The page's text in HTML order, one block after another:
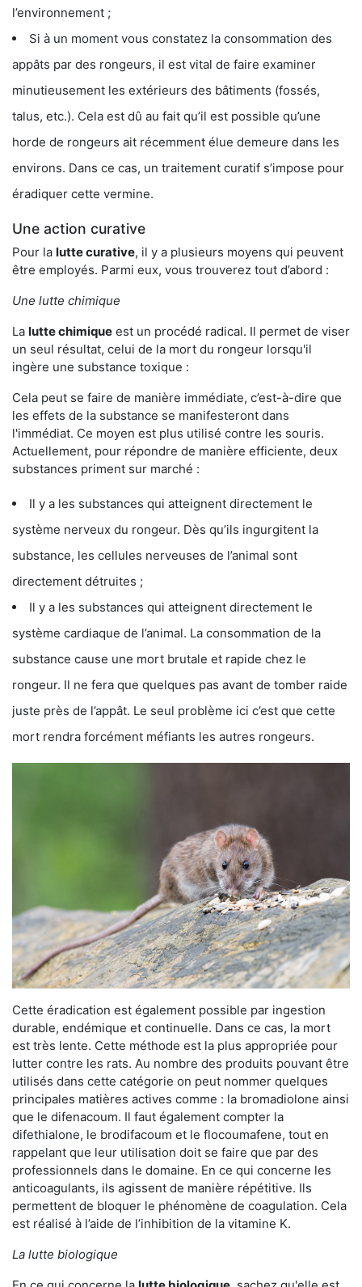
l’environnement ;
Si à un moment vous constatez la consommation des
appâts par des rongeurs, il est vital de faire examiner
minutieusement les extérieurs des bâtiments (fossés,
talus, etc.). Cela est dû au fait qu’il est possible qu’une
horde de rongeurs ait récemment élue demeure dans les
environs. Dans ce cas, un traitement curatif s’impose pour
éradiquer cette vermine.
Une action curative
Pour la lutte curative, il y a plusieurs moyens qui peuvent
être employés. Parmi eux, vous trouverez tout d’abord :
Une lutte chimique
La lutte chimique est un procédé radical. Il permet de viser
un seul résultat, celui de la mort du rongeur lorsqu'il
ingère une substance toxique :
Cela peut se faire de manière immédiate, c’est-à-dire que
les effets de la substance se manifesteront dans
l'immédiat. Ce moyen est plus utilisé contre les souris.
Actuellement, pour répondre de manière efficiente, deux
substances priment sur marché :
Il y a les substances qui atteignent directement le
système nerveux du rongeur. Dès qu’ils ingurgitent la
substance, les cellules nerveuses de l’animal sont
directement détruites ;
Il y a les substances qui atteignent directement le
système cardiaque de l’animal. La consommation de la
substance cause une mort brutale et rapide chez le
rongeur. Il ne fera que quelques pas avant de tomber raide
juste près de l’appât. Le seul problème ici c’est que cette
mort rendra forcément méfiants les autres rongeurs.
Cette éradication est également possible par ingestion
durable, endémique et continuelle. Dans ce cas, la mort
est très lente. Cette méthode est la plus appropriée pour
lutter contre les rats. Au nombre des produits pouvant être
utilisés dans cette catégorie on peut nommer quelques
principales matières actives comme : la bromadiolone ainsi
que le difenacoum. Il faut également compter la
difethialone, le brodifacoum et le flocoumafene, tout en
rappelant que leur utilisation doit se faire que par des
professionnels dans le domaine. En ce qui concerne les
anticoagulants, ils agissent de manière répétitive. Ils
permettent de bloquer le phénomène de coagulation. Cela
est réalisé à l’aide de l’inhibition de la vitamine K.
La lutte biologique